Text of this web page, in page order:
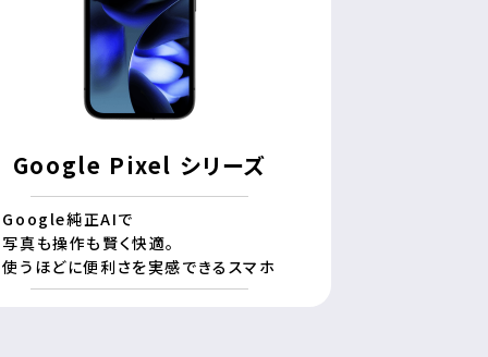
Google Pixel シリーズ
Google純正AIで
写真も操作も賢く快適。
使うほどに便利さを実感できるスマホ